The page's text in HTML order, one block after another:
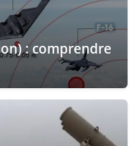
: comprendre